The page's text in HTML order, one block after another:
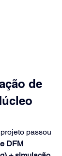
de
passou
DFM